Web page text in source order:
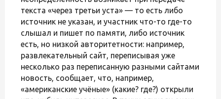
текста «через третьи уста» — то есть либо
источник не указан, и участник что-то где-то
слышал и пишет по памяти, либо источник
есть, но низкой авторитетности: например,
развлекательный сайт, переписывая уже
несколько раз переписанную разными сайтами
новость, сообщает, что, например,
«американские учёные» (какие? где?) открыли